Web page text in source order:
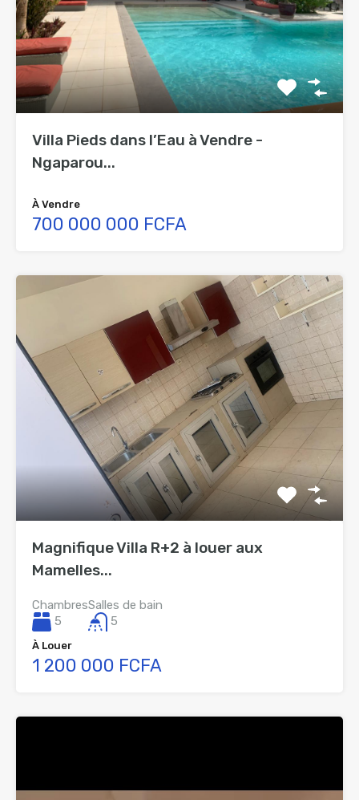
Villa Pieds dans l’Eau à Vendre -
Ngaparou...
À Vendre
700 000 000 FCFA
Magnifique Villa R+2 à louer aux
Mamelles...
Chambres
5
Salles de bain
5
À Louer
1 200 000 FCFA